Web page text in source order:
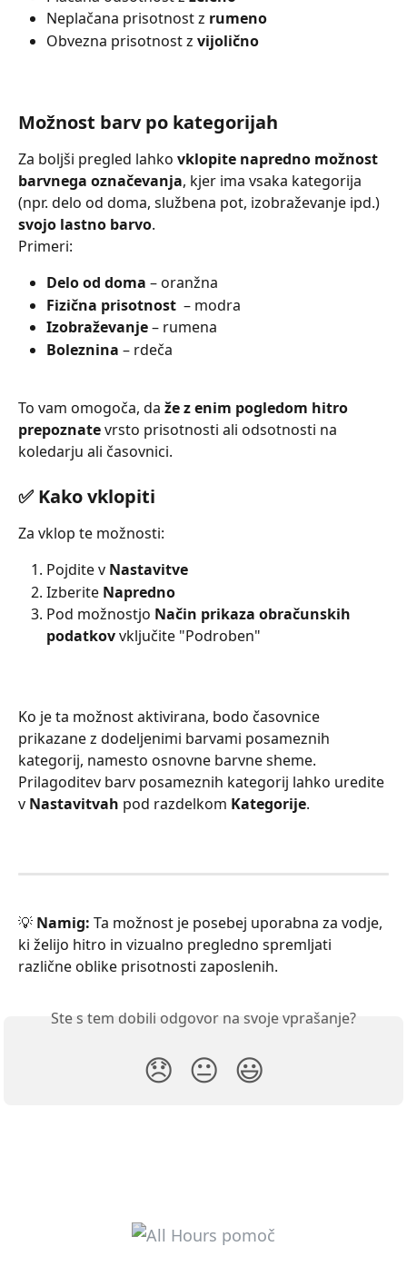
Neplačana prisotnost z rumeno
Obvezna prisotnost z vijolično
Možnost barv po kategorijah
Za boljši pregled lahko vklopite napredno možnost
barvnega označevanja, kjer ima vsaka kategorija
(npr. delo od doma, službena pot, izobraževanje ipd.)
svojo lastno barvo.
Primeri:
Delo od doma – oranžna
Fizična prisotnost – modra
Izobraževanje – rumena
Boleznina – rdeča
To vam omogoča, da že z enim pogledom hitro
prepoznate vrsto prisotnosti ali odsotnosti na
koledarju ali časovnici.
✅ Kako vklopiti
Za vklop te možnosti:
Pojdite v Nastavitve
Izberite Napredno
Pod možnostjo Način prikaza obračunskih
podatkov vključite "Podroben"
Ko je ta možnost aktivirana, bodo časovnice
prikazane z dodeljenimi barvami posameznih
kategorij, namesto osnovne barvne sheme.
Prilagoditev barv posameznih kategorij lahko uredite
v Nastavitvah pod razdelkom Kategorije.
💡 Namig: Ta možnost je posebej uporabna za vodje,
ki želijo hitro in vizualno pregledno spremljati
različne oblike prisotnosti zaposlenih.
Ste s tem dobili odgovor na svoje vprašanje?
😞 😐 😃